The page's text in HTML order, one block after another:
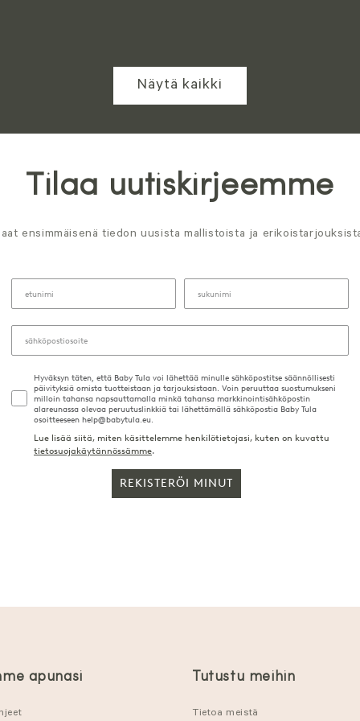
Näytä kaikki
Tilaa uutiskirjeemme
ensimmäisenä tiedon uusista mallistoista ja
Hyväksyn täten, että Baby Tula voi lähettää minulle sähköpostitse säännöllisesti
päivityksiä omista tuotteistaan ja tarjouksistaan. Voin peruuttaa suostumukseni
milloin tahansa napsauttamalla minkä tahansa markkinointisähköpostin
alareunassa olevaa peruutuslinkkiä tai lähettämällä sähköpostia Baby Tula
osoitteeseen help@babytula.eu.
Lue lisää siitä, miten käsittelemme henkilötietojasi, kuten on kuvattu
tietosuojakäytännössämme.
REKISTERÖI MINUT
apunasi Tutustu meihin
Tietoa meistä